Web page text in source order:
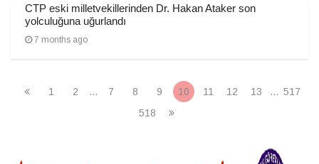
CTP eski milletvekillerinden Dr. Hakan Ataker son
yolculuğuna uğurlandı
7 months ago
1 2 ... 7 8 9 10 11 12 13 ... 517
518